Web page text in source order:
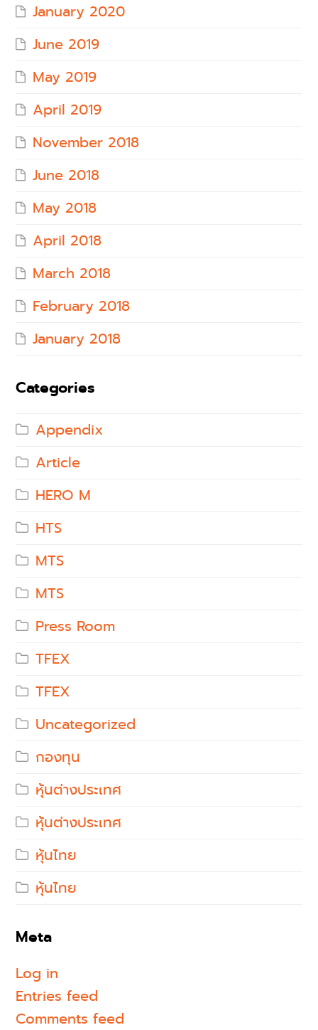
January 2020
June 2019
May 2019
April 2019
November 2018
June 2018
May 2018
April 2018
March 2018
February 2018
January 2018
Categories
Appendix
Article
HERO M
HTS
MTS
MTS
Press Room
TFEX
TFEX
Uncategorized
กองทุน
หุ้นต่างประเทศ
หุ้นต่างประเทศ
หุ้นไทย
หุ้นไทย
Meta
Log in
Entries feed
Comments feed